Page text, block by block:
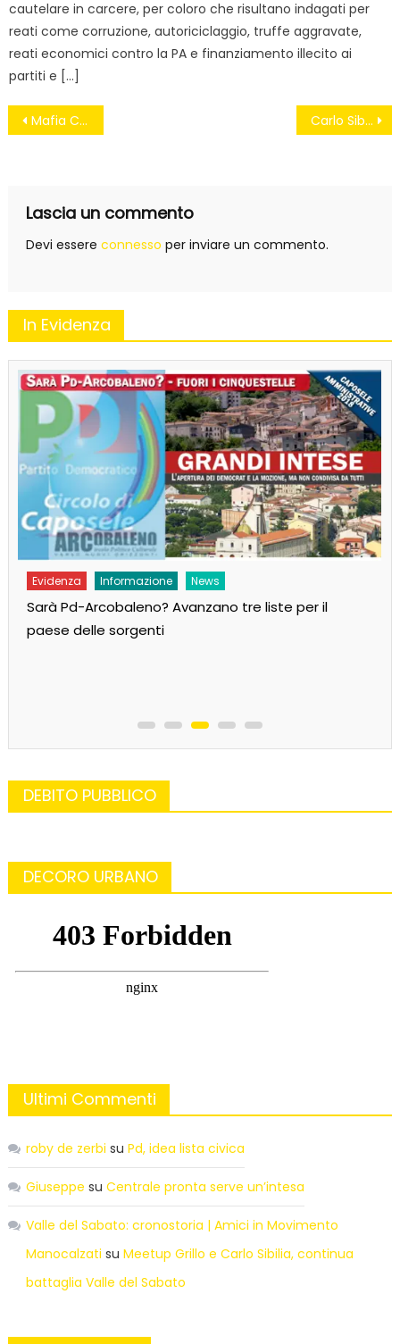
cautelare in carcere, per coloro che risultano indagati per
reati come corruzione, autoriciclaggio, truffe aggravate,
reati economici contro la PA e finanziamento illecito ai
partiti e […]
Navigazione
Mafia Capitale, Buzzi a Carminati: “Grillo ha distrutto il Pd, noi non ci stiamo più” Carlo Sibilia: derivazione acqua Caposele,interrogazione a Ministro
Lascia un commento
Devi essere connesso per inviare un commento.
In Evidenza
Evidenza Informazione News
Sarà Pd-Arcobaleno? Avanzano tre liste per il
paese delle sorgenti
DEBITO PUBBLICO
DECORO URBANO
Ultimi Commenti
roby de zerbi su Pd, idea lista civica
Giuseppe su Centrale pronta serve un’intesa
Valle del Sabato: cronostoria | Amici in Movimento
Manocalzati su Meetup Grillo e Carlo Sibilia, continua
battaglia Valle del Sabato